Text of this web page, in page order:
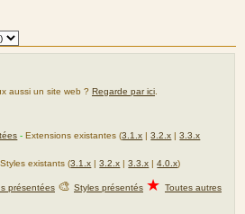
aussi un site web ? Regarde par ici
-Extensions existantes (3.1.x |3.2.x |3.3.x
existants (3.1.x |3.2.x |3.3.x |4.0.x)
présentées 🎨 Styles présentés ★ Toutes autres